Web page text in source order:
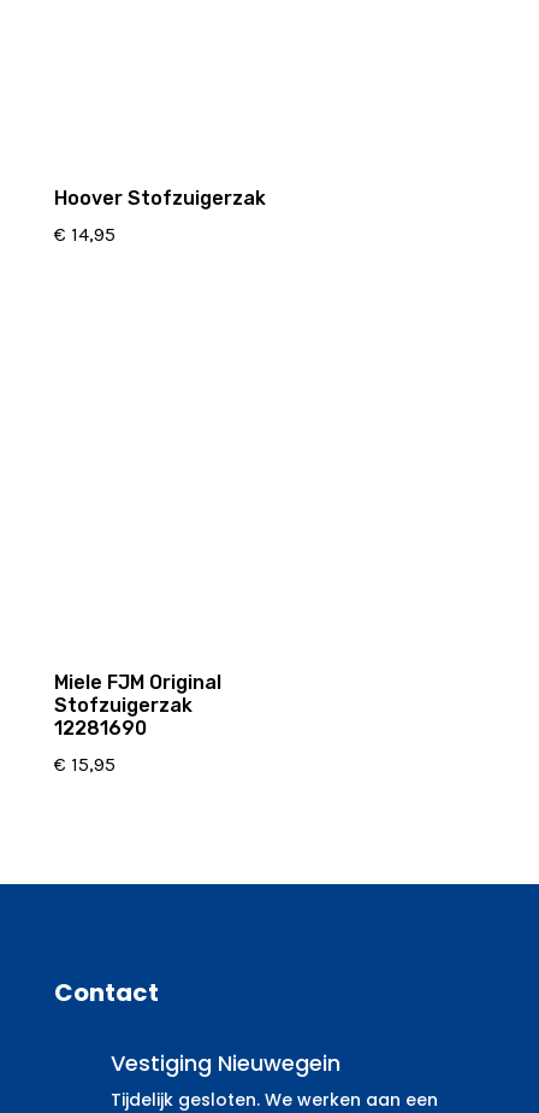
Hoover Stofzuigerzak
€ 14,95
Miele FJM Original
Stofzuigerzak
12281690
€ 15,95
Contact
Vestiging Nieuwegein
Tijdelijk gesloten. We werken aan een